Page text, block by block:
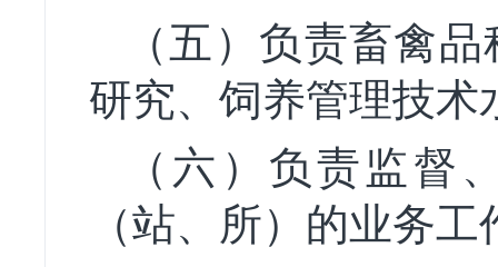
（五）负责畜禽
研究、饲养管理技术
（六）负责监督
（站、所）的业务工